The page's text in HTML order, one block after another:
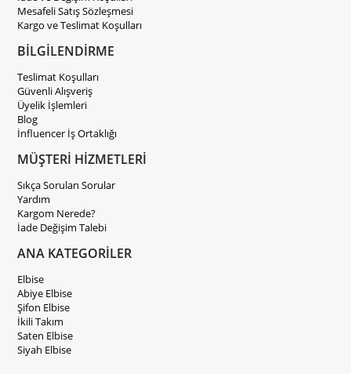
Mesafeli Satış Sözleşmesi
Kargo ve Teslimat Koşulları
BİLGİLENDİRME
Teslimat Koşulları
Güvenli Alışveriş
Üyelik İşlemleri
Blog
İnfluencer İş Ortaklığı
MÜŞTERİ HİZMETLERİ
Sıkça Sorulan Sorular
Yardım
Kargom Nerede?
İade Değişim Talebi
ANA KATEGORİLER
Elbise
Abiye Elbise
Şifon Elbise
İkili Takım
Saten Elbise
Siyah Elbise